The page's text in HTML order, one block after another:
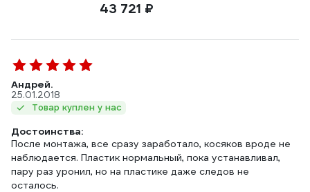
43 721 ₽
Андрей.
25.01.2018
Товар куплен у нас
Достоинства:
После монтажа, все сразу заработало, косяков вроде не
наблюдается. Пластик нормальный, пока устанавливал,
пару раз уронил, но на пластике даже следов не
осталось.